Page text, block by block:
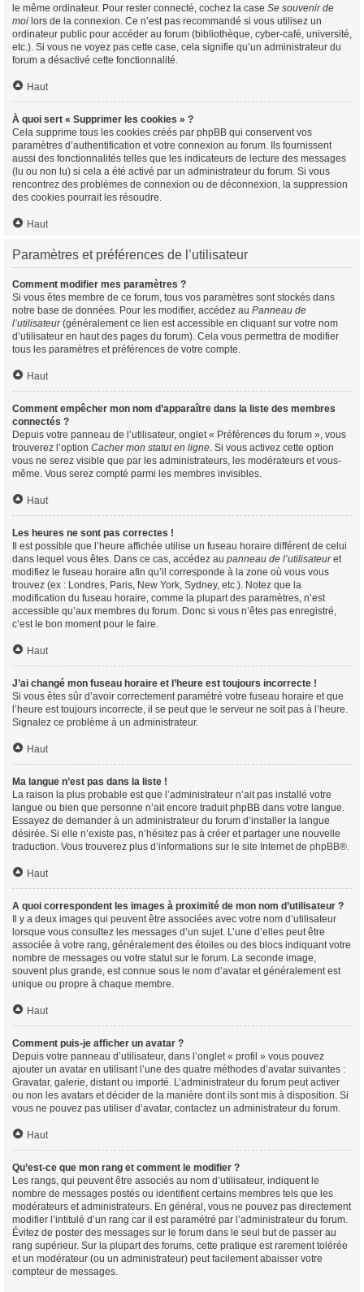
le même ordinateur. Pour rester connecté, cochez la case Se souvenir de
moi lors de la connexion. Ce n’est pas recommandé si vous utilisez un
ordinateur public pour accéder au forum (bibliothèque, cyber-café, université,
etc.). Si vous ne voyez pas cette case, cela signifie qu’un administrateur du
forum a désactivé cette fonctionnalité.
Haut
À quoi sert « Supprimer les cookies » ?
Cela supprime tous les cookies créés par phpBB qui conservent vos
paramètres d’authentification et votre connexion au forum. Ils fournissent
aussi des fonctionnalités telles que les indicateurs de lecture des messages
(lu ou non lu) si cela a été activé par un administrateur du forum. Si vous
rencontrez des problèmes de connexion ou de déconnexion, la suppression
des cookies pourrait les résoudre.
Haut
Paramètres et préférences de l’utilisateur
Comment modifier mes paramètres ?
Si vous êtes membre de ce forum, tous vos paramètres sont stockés dans
notre base de données. Pour les modifier, accédez au Panneau de
l’utilisateur(généralement ce lien est accessible en cliquant sur votre nom
d’utilisateur en haut des pages du forum). Cela vous permettra de modifier
tous les paramètres et préférences de votre compte.
Haut
Comment empêcher mon nom d’apparaître dans la liste des membres
connectés ?
Depuis votre panneau de l’utilisateur, onglet « Préférences du forum », vous
trouverez l’option Cacher mon statut en ligne. Si vous activez cette option
vous ne serez visible que par les administrateurs, les modérateurs et vous-
même. Vous serez compté parmi les membres invisibles.
Haut
Les heures ne sont pas correctes !
Il est possible que l’heure affichée utilise un fuseau horaire différent de celui
dans lequel vous êtes. Dans ce cas, accédez au panneau de l’utilisateuret
modifiez le fuseau horaire afin qu’il corresponde à la zone où vous vous
trouvez (ex : Londres, Paris, New York, Sydney, etc.). Notez que la
modification du fuseau horaire, comme la plupart des paramètres, n’est
accessible qu’aux membres du forum. Donc si vous n’êtes pas enregistré,
c’est le bon moment pour le faire.
Haut
J’ai changé mon fuseau horaire et l’heure est toujours incorrecte !
Si vous êtes sûr d’avoir correctement paramétré votre fuseau horaire et que
l’heure est toujours incorrecte, il se peut que le serveur ne soit pas à l’heure.
Signalez ce problème à un administrateur.
Haut
Ma langue n’est pas dans la liste !
La raison la plus probable est que l’administrateur n’ait pas installé votre
langue ou bien que personne n’ait encore traduit phpBB dans votre langue.
Essayez de demander à un administrateur du forum d’installer la langue
désirée. Si elle n’existe pas, n’hésitez pas à créer et partager une nouvelle
traduction. Vous trouverez plus d’informations sur le site Internet de phpBB®.
Haut
A quoi correspondent les images à proximité de mon nom d’utilisateur ?
Il y a deux images qui peuvent être associées avec votre nom d’utilisateur
lorsque vous consultez les messages d’un sujet. L’une d’elles peut être
associée à votre rang, généralement des étoiles ou des blocs indiquant votre
nombre de messages ou votre statut sur le forum. La seconde image,
souvent plus grande, est connue sous le nom d’avatar et généralement est
unique ou propre à chaque membre.
Haut
Comment puis-je afficher un avatar ?
Depuis votre panneau d’utilisateur, dans l’onglet « profil » vous pouvez
ajouter un avatar en utilisant l’une des quatre méthodes d’avatar suivantes :
Gravatar, galerie, distant ou importé. L’administrateur du forum peut activer
ou non les avatars et décider de la manière dont ils sont mis à disposition. Si
vous ne pouvez pas utiliser d’avatar, contactez un administrateur du forum.
Haut
Qu’est-ce que mon rang et comment le modifier ?
Les rangs, qui peuvent être associés au nom d’utilisateur, indiquent le
nombre de messages postés ou identifient certains membres tels que les
modérateurs et administrateurs. En général, vous ne pouvez pas directement
modifier l’intitulé d’un rang car il est paramétré par l’administrateur du forum.
Évitez de poster des messages sur le forum dans le seul but de passer au
rang supérieur. Sur la plupart des forums, cette pratique est rarement tolérée
et un modérateur (ou un administrateur) peut facilement abaisser votre
compteur de messages.